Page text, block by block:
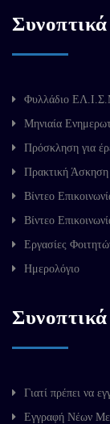
Συνοπτικά
Φυλλάδιο
Μηνιαία
Πρόσκληση για
Πρακτική Άσκηση
Βίντεο
Βίντεο
Εργασίες
Ημερολόγιο
Γιατί πρέπει να
Εγγραφή Νέων